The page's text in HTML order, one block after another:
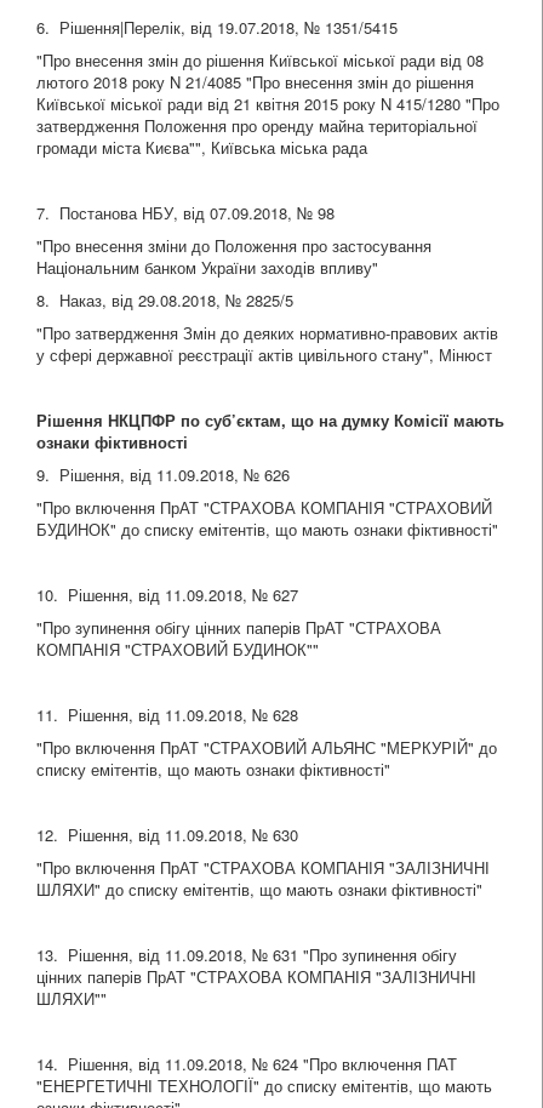
6. Рішення|Перелік, від 19.07.2018, № 1351/5415
"Про внесення змін до рішення Київської міської ради від 08
лютого 2018 року N 21/4085 "Про внесення змін до рішення
Київської міської ради від 21 квітня 2015 року N 415/1280 "Про
затвердження Положення про оренду майна територіальної
громади міста Києва"", Київська міська рада
7. Постанова НБУ, від 07.09.2018, № 98
"Про внесення зміни до Положення про застосування
Національним банком України заходів впливу"
8. Наказ, від 29.08.2018, № 2825/5
"Про затвердження Змін до деяких нормативно-правових актів
у сфері державної реєстрації актів цивільного стану", Мінюст
Рішення НКЦПФР по суб’єктам, що на думку Комісії мають
ознаки фіктивності
9. Рішення, від 11.09.2018, № 626
"Про включення ПрАТ "СТРАХОВА КОМПАНІЯ "СТРАХОВИЙ
БУДИНОК" до списку емітентів, що мають ознаки фіктивності"
10. Рішення, від 11.09.2018, № 627
"Про зупинення обігу цінних паперів ПрАТ "СТРАХОВА
КОМПАНІЯ "СТРАХОВИЙ БУДИНОК""
11. Рішення, від 11.09.2018, № 628
"Про включення ПрАТ "СТРАХОВИЙ АЛЬЯНС "МЕРКУРІЙ" до
списку емітентів, що мають ознаки фіктивності"
12. Рішення, від 11.09.2018, № 630
"Про включення ПрАТ "СТРАХОВА КОМПАНІЯ "ЗАЛІЗНИЧНІ
ШЛЯХИ" до списку емітентів, що мають ознаки фіктивності"
13. Рішення, від 11.09.2018, № 631 "Про зупинення обігу
цінних паперів ПрАТ "СТРАХОВА КОМПАНІЯ "ЗАЛІЗНИЧНІ
ШЛЯХИ""
14. Рішення, від 11.09.2018, № 624 "Про включення ПАТ
"ЕНЕРГЕТИЧНІ ТЕХНОЛОГІЇ" до списку емітентів, що мають